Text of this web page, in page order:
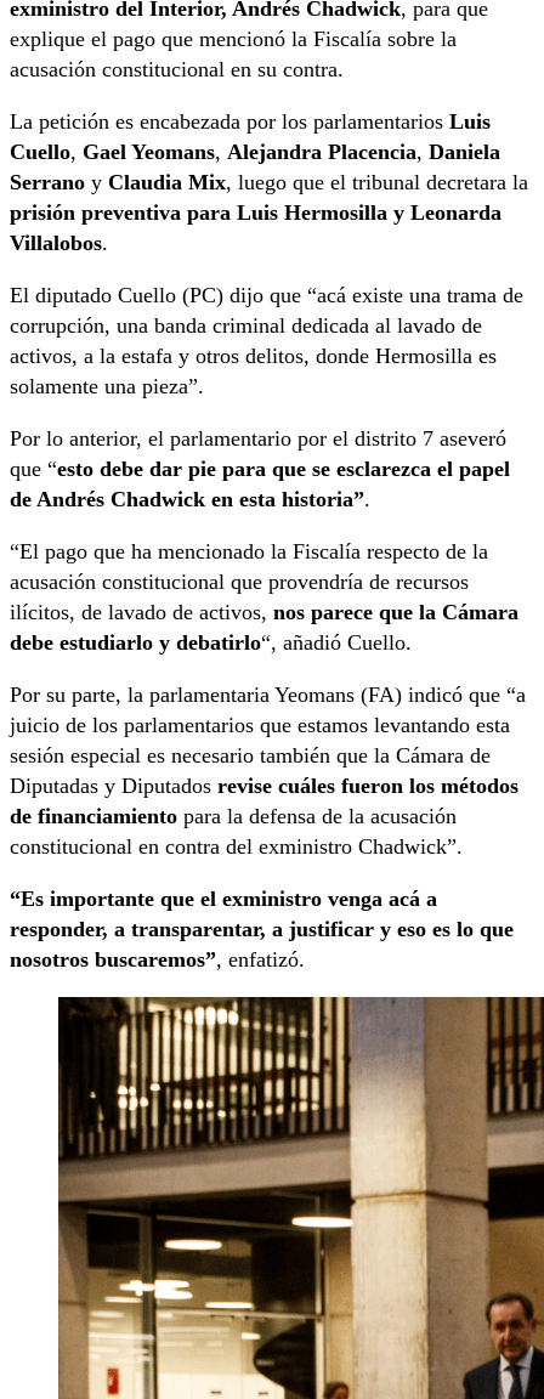
exministro del Interior, Andrés Chadwick, para que
explique el pago que mencionó la Fiscalía sobre la
acusación constitucional en su contra.
La petición es encabezada por los parlamentarios Luis
Cuello, Gael Yeomans, Alejandra Placencia, Daniela
Serrano y Claudia Mix, luego que el tribunal decretara la
prisión preventiva para Luis Hermosilla y Leonarda
Villalobos.
El diputado Cuello (PC) dijo que “acá existe una trama de
corrupción, una banda criminal dedicada al lavado de
activos, a la estafa y otros delitos, donde Hermosilla es
solamente una pieza”.
Por lo anterior, el parlamentario por el distrito 7 aseveró
que “esto debe dar pie para que se esclarezca el papel
de Andrés Chadwick en esta historia”.
“El pago que ha mencionado la Fiscalía respecto de la
acusación constitucional que provendría de recursos
ilícitos, de lavado de activos, nos parece que la Cámara
debe estudiarlo y debatirlo“, añadió Cuello.
Por su parte, la parlamentaria Yeomans (FA) indicó que “a
juicio de los parlamentarios que estamos levantando esta
sesión especial es necesario también que la Cámara de
Diputadas y Diputados revise cuáles fueron los métodos
de financiamiento para la defensa de la acusación
constitucional en contra del exministro Chadwick”.
“Es importante que el exministro venga acá a
responder, a transparentar, a justificar y eso es lo que
nosotros buscaremos”, enfatizó.